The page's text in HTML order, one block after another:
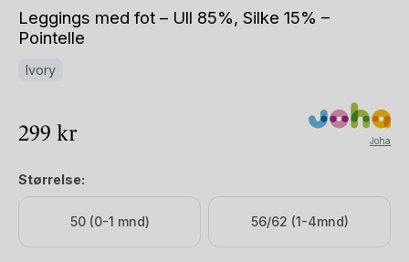
Leggings med fot – Ull 85%, Silke 15% –
Pointelle
Ivory
299 kr Joha
Størrelse:
50 (0-1 mnd) 56/62 (1-4mnd)